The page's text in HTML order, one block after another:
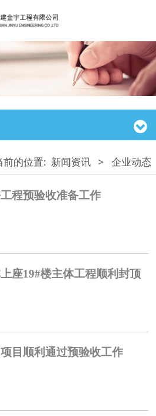
前的位置: 新闻资讯 > 企业动态
程预验收准备工作
座19#楼主体工程顺利封顶
目顺利通过预验收工作